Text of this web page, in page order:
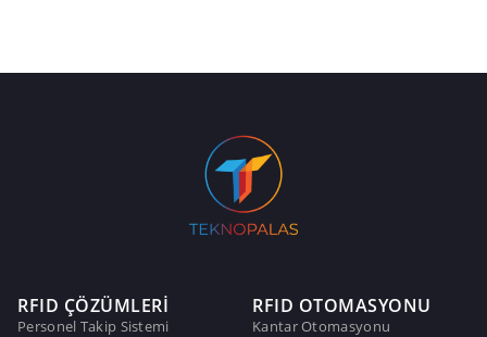
RFID ÇÖZÜMLERİ
Personel Takip Sistemi
RFID OTOMASYONU
Kantar Otomasyonu